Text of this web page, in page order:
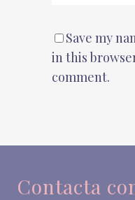
Save my
in this
comment.
Contacta